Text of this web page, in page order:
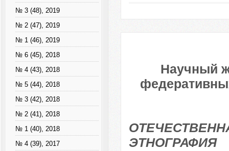
№ 3 (48), 2019
№ 2 (47), 2019
№ 1 (46), 2019
№ 6 (45), 2018
№ 4 (43), 2018
№ 5 (44), 2018
№ 3 (42), 2018
№ 2 (41), 2018
№ 1 (40), 2018
№ 4 (39), 2017
Научный
ЭТНОГРАФИЯ